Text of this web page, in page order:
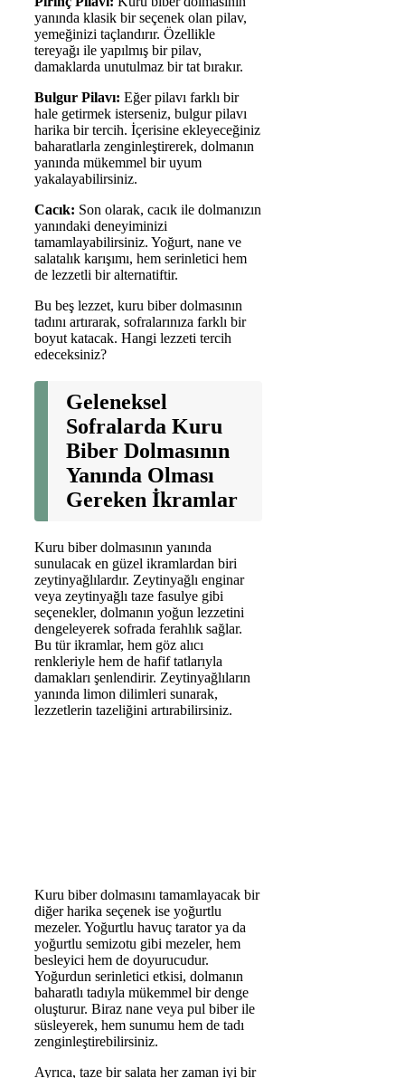
yanında klasik bir seçenek olan pilav,
yemeğinizi taçlandırır. Özellikle
tereyağı ile yapılmış bir pilav,
damaklarda unutulmaz bir tat bırakır.
Bulgur Pilavı: Eğer pilavı farklı bir
hale getirmek isterseniz, bulgur pilavı
harika bir tercih. İçerisine ekleyeceğiniz
baharatlarla zenginleştirerek, dolmanın
yanında mükemmel bir uyum
yakalayabilirsiniz.
Cacık: Son olarak, cacık ile dolmanızın
yanındaki deneyiminizi
tamamlayabilirsiniz. Yoğurt, nane ve
salatalık karışımı, hem serinletici hem
de lezzetli bir alternatiftir.
Bu beş lezzet, kuru biber dolmasının
tadını artırarak, sofralarınıza farklı bir
boyut katacak. Hangi lezzeti tercih
edeceksiniz?
Geleneksel
Sofralarda Kuru
Biber Dolmasının
Yanında Olması
Gereken İkramlar
Kuru biber dolmasının yanında
sunulacak en güzel ikramlardan biri
zeytinyağlılardır. Zeytinyağlı enginar
veya zeytinyağlı taze fasulye gibi
seçenekler, dolmanın yoğun lezzetini
dengeleyerek sofrada ferahlık sağlar.
Bu tür ikramlar, hem göz alıcı
renkleriyle hem de hafif tatlarıyla
damakları şenlendirir. Zeytinyağlıların
yanında limon dilimleri sunarak,
lezzetlerin tazeliğini artırabilirsiniz.
Kuru biber dolmasını tamamlayacak bir
diğer harika seçenek ise yoğurtlu
mezeler. Yoğurtlu havuç tarator ya da
yoğurtlu semizotu gibi mezeler, hem
besleyici hem de doyurucudur.
Yoğurdun serinletici etkisi, dolmanın
baharatlı tadıyla mükemmel bir denge
oluşturur. Biraz nane veya pul biber ile
süsleyerek, hem sunumu hem de tadı
zenginleştirebilirsiniz.
Ayrıca, taze bir salata her zaman iyi bir